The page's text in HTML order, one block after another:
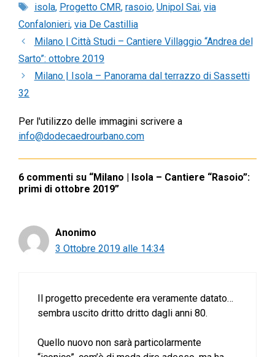
Tag
isola, Progetto CMR, rasoio, Unipol Sai, via
Confalonieri, via De Castillia
Milano | Città Studi – Cantiere Villaggio “Andrea del
Sarto”: ottobre 2019
Milano | Isola – Panorama dal terrazzo di Sassetti
32
Per l'utilizzo delle immagini scrivere a
info@dodecaedrourbano.com
6 commenti su “Milano | Isola – Cantiere “Rasoio”:
primi di ottobre 2019”
Anonimo
3 Ottobre 2019 alle 14:34
Il progetto precedente era veramente datato…
sembra uscito dritto dritto dagli anni 80.
Quello nuovo non sarà particolarmente